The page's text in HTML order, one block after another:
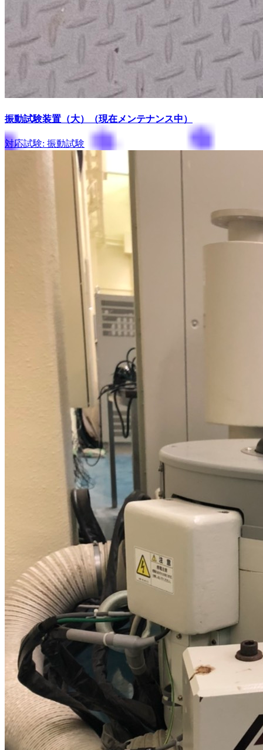
振動試験装置（大）（現在メンテナンス中）
対応試験: 振動試験